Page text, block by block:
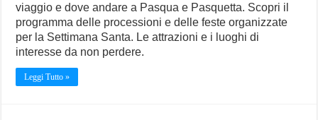
viaggio e dove andare a Pasqua e Pasquetta. Scopri il
programma delle processioni e delle feste organizzate
per la Settimana Santa. Le attrazioni e i luoghi di
interesse da non perdere.
Leggi Tutto »